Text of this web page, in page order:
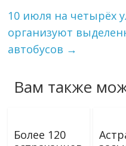
10 июля на четырёх
организуют
автобусов →
Вам также
Более 120